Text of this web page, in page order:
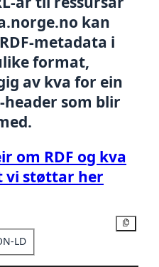
kan
metadata i
format,
av kva for ein
header som blir
om RDF og kva
vi støttar her
LD